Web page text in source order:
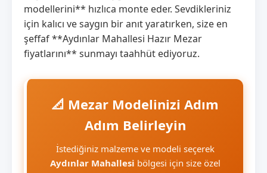
modellerini** hızlıca monte eder. Sevdikleriniz
için kalıcı ve saygın bir anıt yaratırken, size en
şeffaf **Aydınlar Mahallesi Hazır Mezar
fiyatlarını** sunmayı taahhüt ediyoruz.
📐 Mezar Modelinizi Adım
Adım Belirleyin
İstediğiniz malzeme ve modeli seçerek
Aydınlar Mahallesi bölgesi için size özel